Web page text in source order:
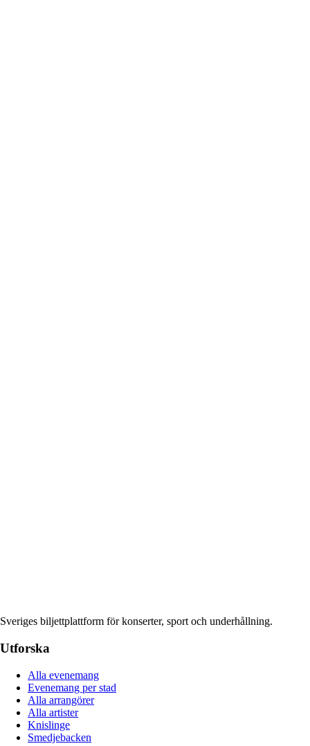
Sveriges biljettplattform för konserter, sport och underhållning.
Utforska
Alla evenemang
Evenemang per stad
Alla arrangörer
Alla artister
Knislinge
Smedjebacken